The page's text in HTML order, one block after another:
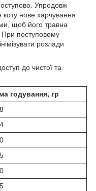
Упродовж
коту нове харчування
щоб його травна
При поступовому
розлади
до чистої та
годування, гр